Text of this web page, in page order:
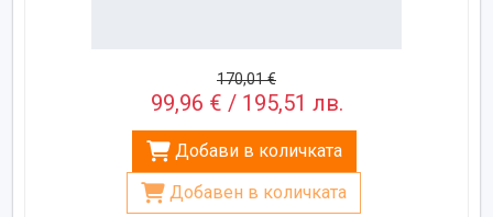
170,01 €
99,96 € / 195,51 лв.
Добави в количката
Добавен в количката